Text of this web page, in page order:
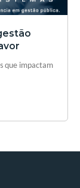
que impactam